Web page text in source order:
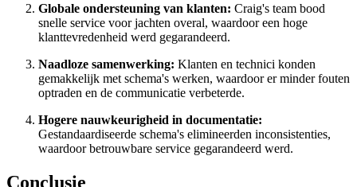
Globale ondersteuning van klanten: Craig's team bood
snelle service voor jachten overal, waardoor een hoge
klanttevredenheid werd gegarandeerd.
Naadloze samenwerking: Klanten en technici konden
gemakkelijk met schema's werken, waardoor er minder fouten
optraden en de communicatie verbeterde.
Hogere nauwkeurigheid in documentatie:
Gestandaardiseerde schema's elimineerden inconsistenties,
waardoor betrouwbare service gegarandeerd werd.
Conclusie